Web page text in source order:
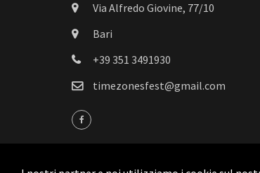
Via Alfredo Giovine, 77/10
Bari
+39 351 3491930
timezonesfest@gmail.com